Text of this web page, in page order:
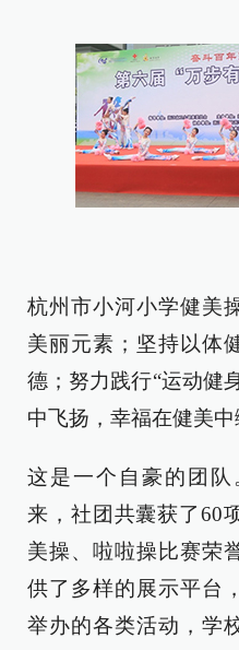
杭州市小河小学健美
美丽元素；坚持以体
德；努力践行“运动健
中飞扬，幸福在健美中
这是一个自豪的团队
来，社团共囊获了60
美操、啦啦操比赛荣
供了多样的展示平台
举办的各类活动，学